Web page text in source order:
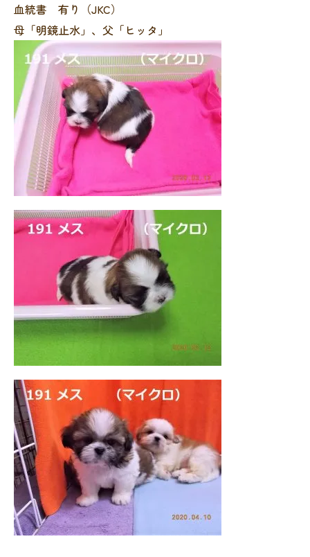
血統書 有り（JKC）
母「明鏡止水」、父「ヒッタ」